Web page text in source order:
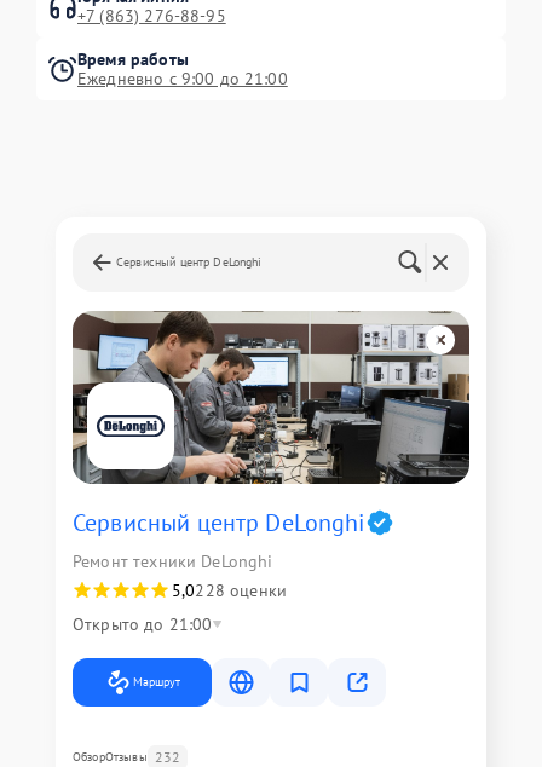
+7 (863) 276-88-95
Время работы
Ежедневно с 9:00 до 21:00
Сервисный центр DeLonghi
Сервисный центр DeLonghi
Ремонт техники DeLonghi
5,0228 оценки
Открыто до 21:00
Маршрут
ОбзорОтзывы 232